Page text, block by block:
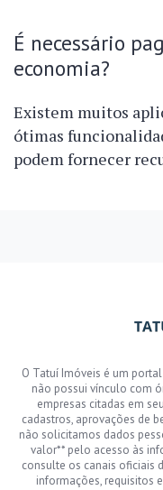
É necessário
economia?
Existem muitos
ótimas
podem fornecer
O Tatuí Imóveis é um
não possui vínculo com
empresas citadas em
cadastros, aprovações de
não solicitamos dados
valor** pelo acesso às
consulte os canais oficiais
informações, requisitos